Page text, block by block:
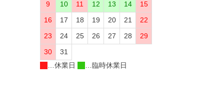
9 10 11 12 13 14
15
16
17 18 19 20 21
22
23
24 25 26 27 28
29
30
31
…休業日
…臨時休業日